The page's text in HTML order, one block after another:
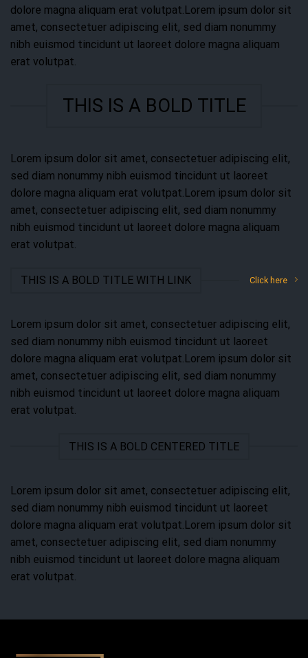
dolore magna aliquam erat volutpat.Lorem ipsum dolor sit
amet, consectetuer adipiscing elit, sed diam nonummy
nibh euismod tincidunt ut laoreet dolore magna aliquam
erat volutpat.
THIS IS A BOLD TITLE
Lorem ipsum dolor sit amet, consectetuer adipiscing elit,
sed diam nonummy nibh euismod tincidunt ut laoreet
dolore magna aliquam erat volutpat.Lorem ipsum dolor sit
amet, consectetuer adipiscing elit, sed diam nonummy
nibh euismod tincidunt ut laoreet dolore magna aliquam
erat volutpat.
THIS IS A BOLD TITLE WITH LINK Click here
Lorem ipsum dolor sit amet, consectetuer adipiscing elit,
sed diam nonummy nibh euismod tincidunt ut laoreet
dolore magna aliquam erat volutpat.Lorem ipsum dolor sit
amet, consectetuer adipiscing elit, sed diam nonummy
nibh euismod tincidunt ut laoreet dolore magna aliquam
erat volutpat.
THIS IS A BOLD CENTERED TITLE
Lorem ipsum dolor sit amet, consectetuer adipiscing elit,
sed diam nonummy nibh euismod tincidunt ut laoreet
dolore magna aliquam erat volutpat.Lorem ipsum dolor sit
amet, consectetuer adipiscing elit, sed diam nonummy
nibh euismod tincidunt ut laoreet dolore magna aliquam
erat volutpat.